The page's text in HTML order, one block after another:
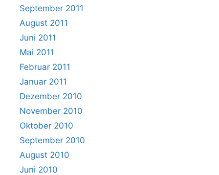
September 2011
August 2011
Juni 2011
Mai 2011
Februar 2011
Januar 2011
Dezember 2010
November 2010
Oktober 2010
September 2010
August 2010
Juni 2010